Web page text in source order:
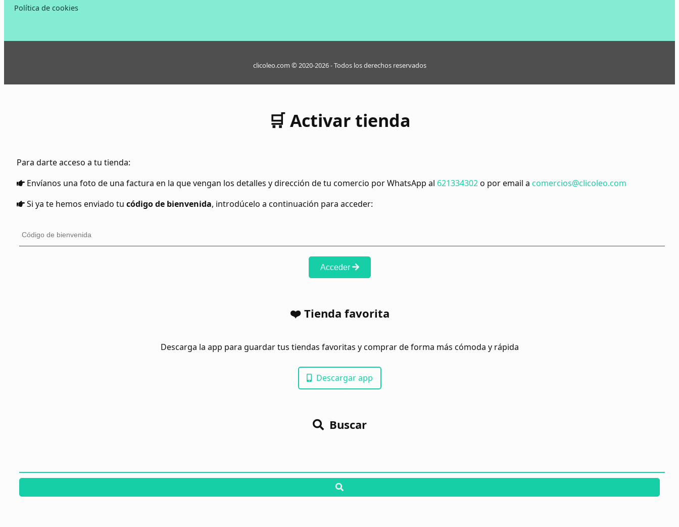
Política de cookies
clicoleo.com © 2020-2026 - Todos los derechos reservados
🛒 Activar tienda
Para darte acceso a tu tienda:
Envíanos una foto de una factura en la que vengan los detalles y dirección de tu comercio por WhatsApp al 621334302o por email a comercios@clicoleo.com
Si ya te hemos enviado tu código de bienvenida, introdúcelo a continuación para acceder:
Acceder
❤️ Tienda favorita
Descarga la app para guardar tus tiendas favoritas y comprar de forma más cómoda y rápida
Descargar app
Buscar